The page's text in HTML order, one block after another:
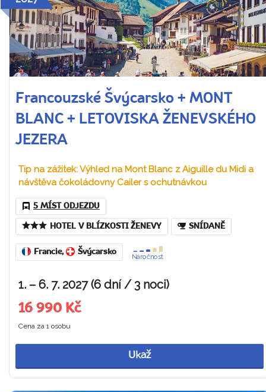
Francouzské Švýcarsko + MONT
BLANC + LETOVISKA ŽENEVSKÉHO
JEZERA
Tip na zážitek: Výhled na Mont Blanc z Aiguille du Midi a
návštěva čokoládovny Cailer s ochutnávkou
5 MÍST ODJEZDU
HOTEL V BLÍZKOSTI ŽENEVY SNÍDANĚ
Francie, Švýcarsko
Náročnost
1. – 6. 7. 2027 (6 dní / 3 noci)
16 990 Kč
Cena za 1 osobu
Ukaž